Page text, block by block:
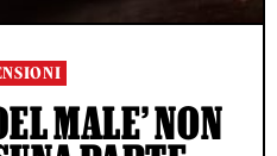
MALE’ NON